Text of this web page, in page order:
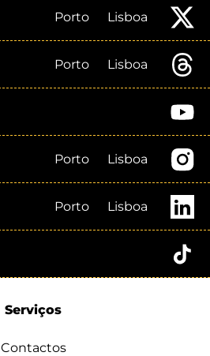
Porto Lisboa
Porto Lisboa
Porto Lisboa
Porto Lisboa
Serviços
Contactos